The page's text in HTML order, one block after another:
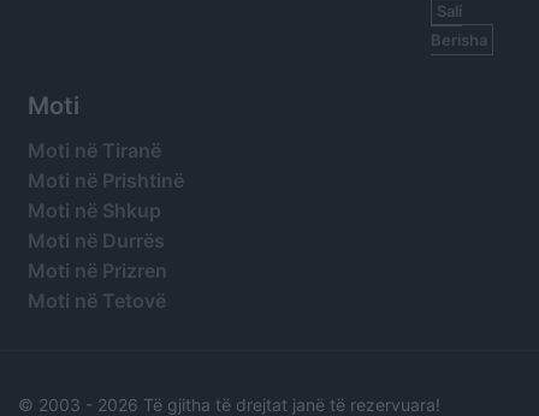
Sali
Berisha
Moti
Moti në Tiranë
Moti në Prishtinë
Moti në Shkup
Moti në Durrës
Moti në Prizren
Moti në Tetovë
© 2003 - 2026 Të gjitha të drejtat janë të rezervuara!